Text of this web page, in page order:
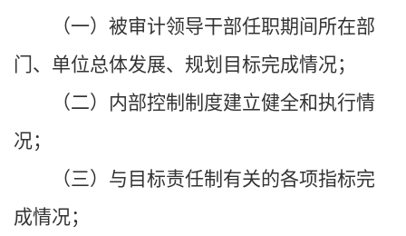
（一）被审计领导干部任职期间所在部
门、单位总体发展、规划目标完成情况；
（二）内部控制制度建立健全和执行情
况；
（三）与目标责任制有关的各项指标完
成情况；